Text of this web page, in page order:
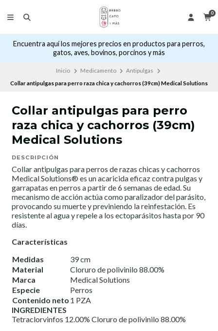
0
Encuentra aquí los mejores precios en productos para perros,
gatos, aves, bovinos, porcinos y más
Inicio Medicamento
Antipulgas
Collar antipulgas para perro raza chica y cachorros (39cm) Medical Solutions
Collar antipulgas para perro
raza chica y cachorros (39cm)
Medical Solutions
DESCRIPCIÓN
Collar antipulgas para perros de razas chicas y cachorros
Medical Solutions® es un acaricida eficaz contra pulgas y
garrapatas en perros a partir de 6 semanas de edad. Su
mecanismo de acción actúa como paralizador del parásito,
provocando su muerte y previniendo la reinfestación. Es
resistente al agua y repele a los ectoparásitos hasta por 90
días.
Características
Medidas
39 cm
Material
Cloruro de polivinilo 88.00%
Marca
Medical Solutions
Especie
Perros
Contenido neto 1 PZA
INGREDIENTES
Tetraclorvinfos 12.00% Cloruro de polivinilo 88.00%